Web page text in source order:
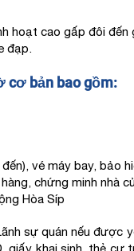
hoạt cao gấp đôi đến
đạp.
cơ bản bao gồm:
vé máy bay, bảo
chứng minh
Hòa Síp
sự quán nếu được